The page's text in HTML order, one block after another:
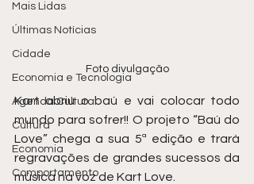
Mais Lidas
Últimas Notícias
Cidade
Economia e Tecnologia
Agenda Cultural
Cultura
Economia
Comportamento
Foto divulgação
Kart abriu o baú e vai colocar todo
mundo para sofrer!! O projeto “Baú do
Love” chega a sua 5ª edição e trará
regravações de grandes sucessos da
música na voz de Kart Love.